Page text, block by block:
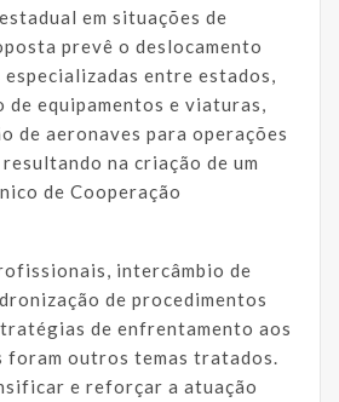
em situações de
prevê o deslocamento
entre estados,
equipamentos e viaturas,
de aeronaves para operações
na criação de um
de Cooperação
intercâmbio de
de procedimentos
de enfrentamento aos
foram outros temas tratados.
e reforçar a atuação